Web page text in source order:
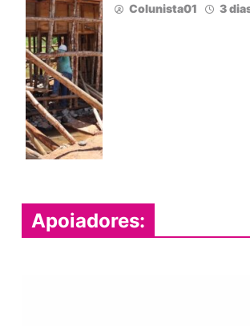
Apoiadores:
Colunista01 3